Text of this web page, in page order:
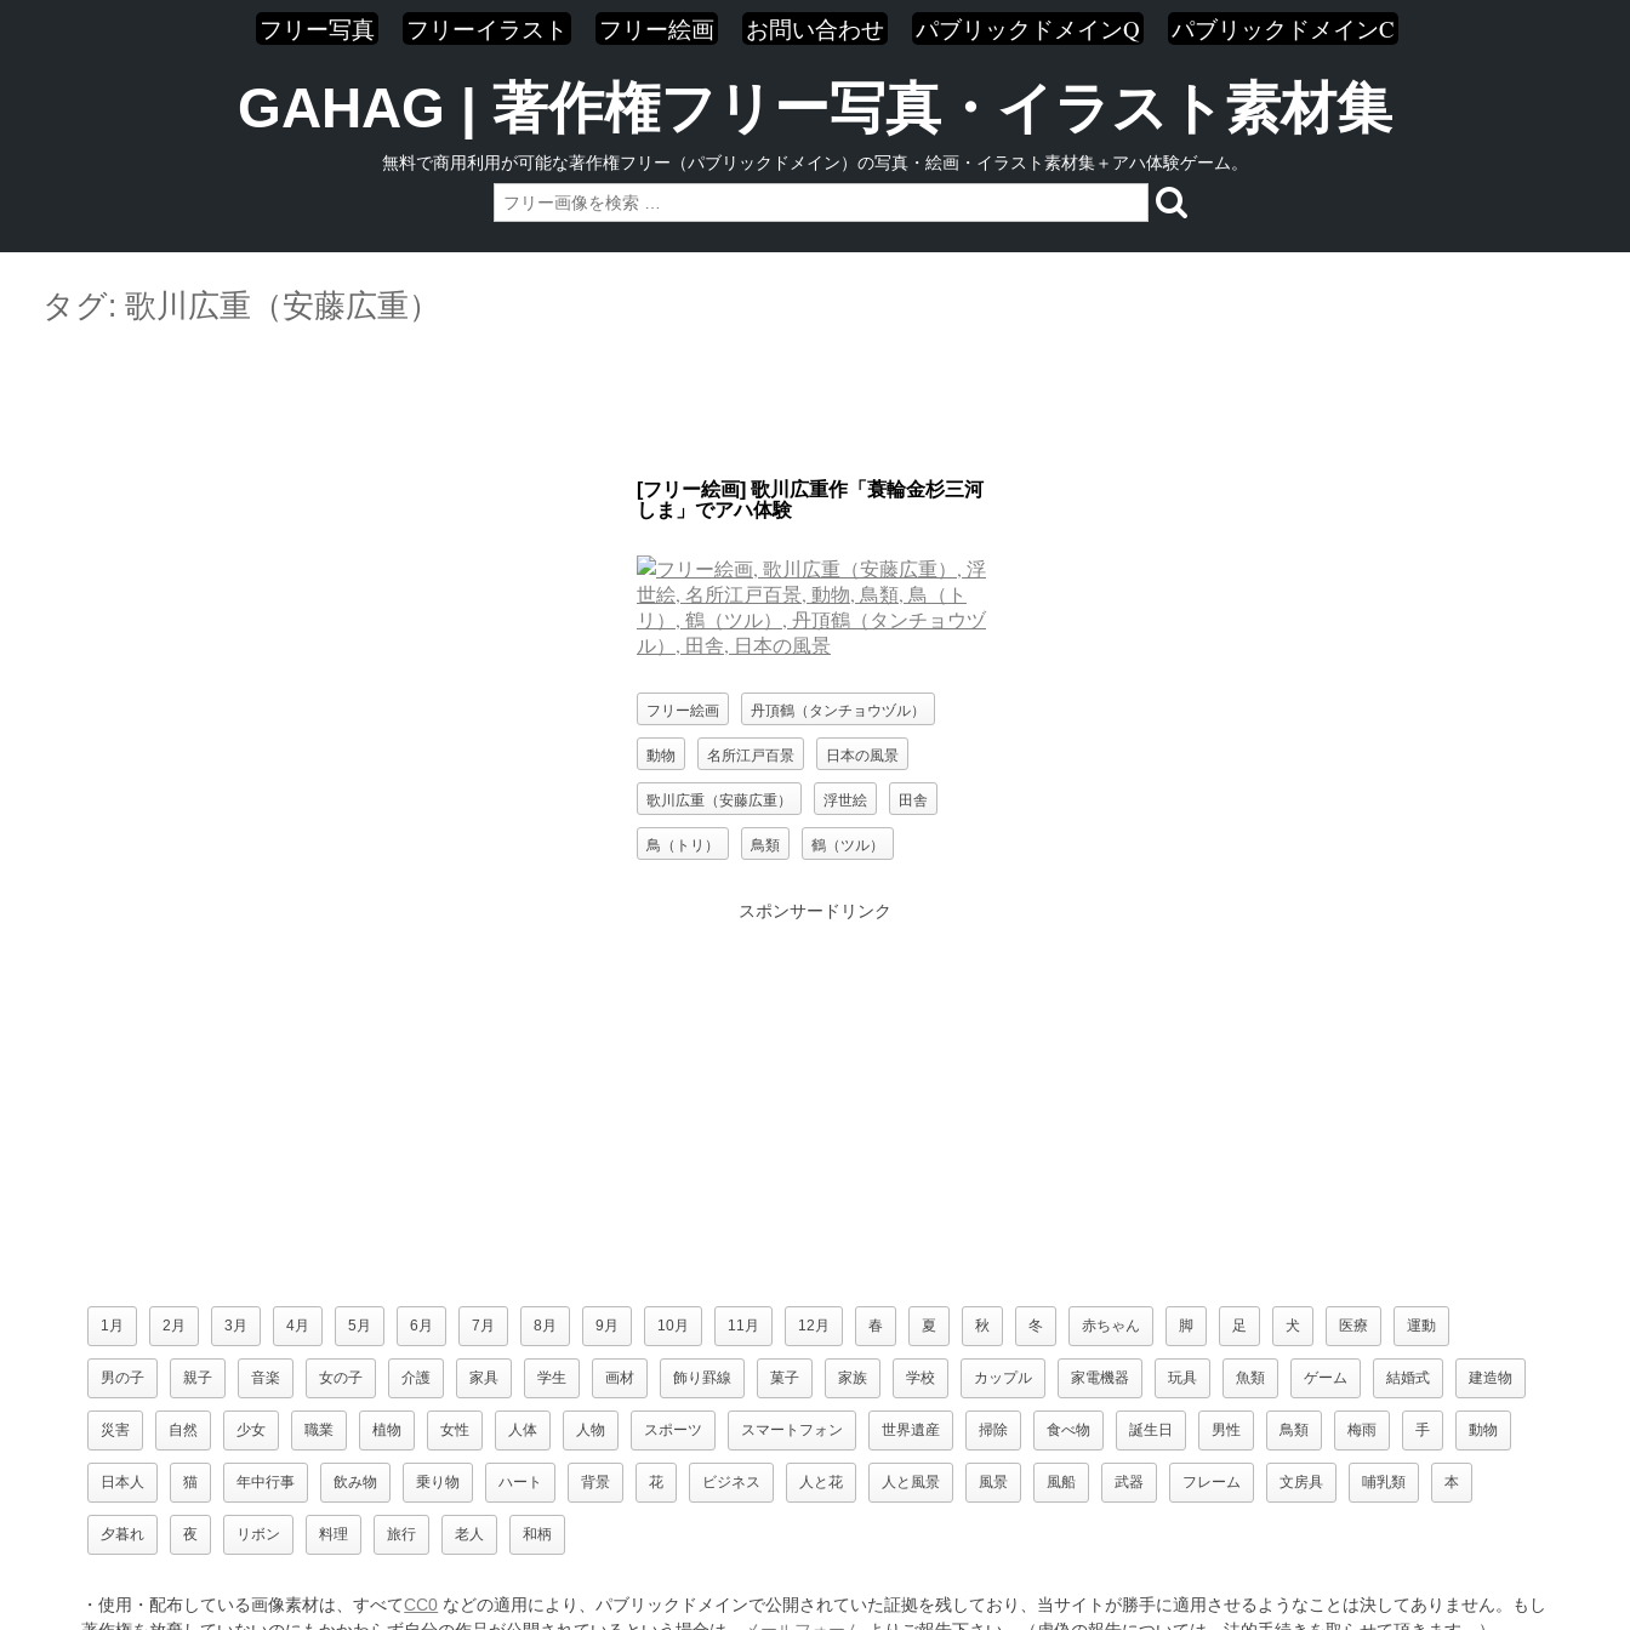
フリー写真 フリーイラスト フリー絵画 お問い合わせ パブリックドメインQ パブリックドメインC
GAHAG | 著作権フリー写真・イラスト素材集
無料で商用利用が可能な著作権フリー（パブリックドメイン）の写真・絵画・イラスト素材集＋アハ体験ゲーム。
contentタグ: 歌川広重（安藤広重）
[フリー絵画] 歌川広重作「蓑輪金杉三河
しま」でアハ体験
フリー絵画 丹頂鶴（タンチョウヅル）
動物 名所江戸百景 日本の風景
歌川広重（安藤広重） 浮世絵 田舎
鳥（トリ） 鳥類 鶴（ツル）
スポンサードリンク
1月 2月 3月 4月 5月 6月 7月 8月 9月 10月 11月 12月 春 夏 秋 冬 赤ちゃん 脚 足 犬 医療 運動
男の子 親子 音楽 女の子 介護 家具 学生 画材 飾り罫線 菓子 家族 学校 カップル 家電機器 玩具 魚類 ゲーム 結婚式 建造物
災害 自然 少女 職業 植物 女性 人体 人物 スポーツ スマートフォン 世界遺産 掃除 食べ物 誕生日 男性 鳥類 梅雨 手 動物
日本人 猫 年中行事 飲み物 乗り物 ハート 背景 花 ビジネス 人と花 人と風景 風景 風船 武器 フレーム 文房具 哺乳類 本
夕暮れ 夜 リボン 料理 旅行 老人 和柄
・使用・配布している画像素材は、すべてCC0 などの適用により、パブリックドメインで公開されていた証拠を残しており、当サイトが勝手に適用させるようなことは決してありません。もし